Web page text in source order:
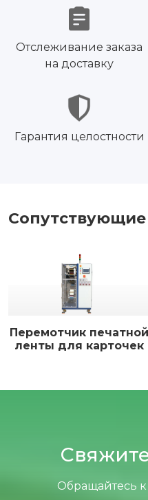
Отслеживание заказа
на доставку
Гарантия целостности
Перемотчик печатной
ленты для карточек
Обращайтесь